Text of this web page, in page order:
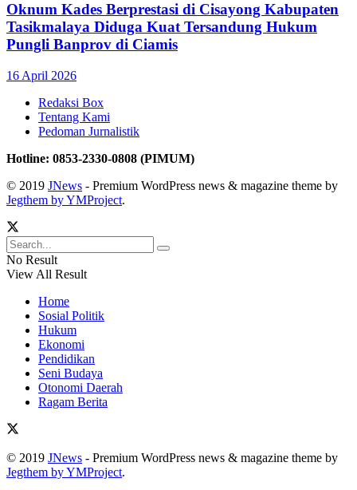
Oknum Kades Berprestasi di Cisayong Kabupaten
Tasikmalaya Diduga Kuat Tersandung Hukum
Pungli Banprov di Ciamis
16 April 2026
Redaksi Box
Tentang Kami
Pedoman Jurnalistik
Hotline: 0853-2330-0808 (PIMUM)
© 2019 JNews - Premium WordPress news & magazine theme by
Jegthem by YMProject.
No Result
View All Result
Home
Sosial Politik
Hukum
Ekonomi
Pendidikan
Seni Budaya
Otonomi Daerah
Ragam Berita
© 2019 JNews - Premium WordPress news & magazine theme by
Jegthem by YMProject.